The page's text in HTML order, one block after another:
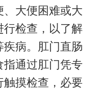
大便困难或大
行检查，以了解
病。肛门直肠
通过肛门凭专
触摸检查，必要